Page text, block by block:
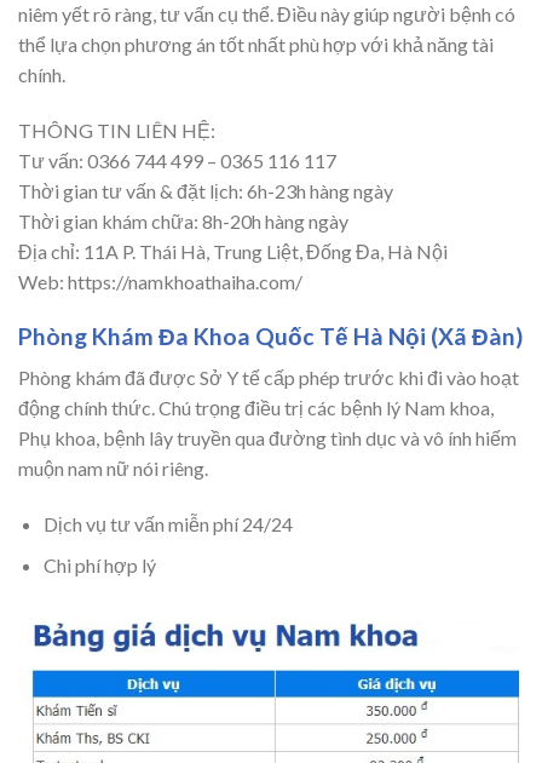
niêm yết rõ ràng, tư vấn cụ thể. Điều này giúp người bệnh có
thể lựa chọn phương án tốt nhất phù hợp với khả năng tài
chính.
THÔNG TIN LIÊN HỆ:
Tư vấn: 0366 744 499 – 0365 116 117
Thời gian tư vấn & đặt lịch: 6h-23h hàng ngày
Thời gian khám chữa: 8h-20h hàng ngày
Địa chỉ: 11A P. Thái Hà, Trung Liệt, Đống Đa, Hà Nội
Web: https://namkhoathaiha.com/
Phòng Khám Đa Khoa Quốc Tế Hà Nội (Xã Đàn)
Phòng khám đã được Sở Y tế cấp phép trước khi đi vào hoạt
động chính thức. Chú trọng điều trị các bệnh lý Nam khoa,
Phụ khoa, bệnh lây truyền qua đường tình dục và vô ính hiếm
muộn nam nữ nói riêng.
Dịch vụ tư vấn miễn phí 24/24
Chi phí hợp lý